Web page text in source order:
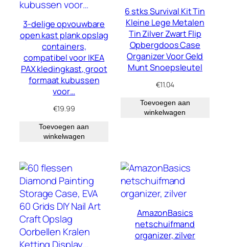
3-delige opvouwbare
open kast plank opslag
containers,
compatibel voor IKEA
PAX kledingkast, groot
formaat kubussen
voor…
€19.99
Toevoegen aan
winkelwagen
6 stks Survival Kit Tin
Kleine Lege Metalen
Tin Zilver Zwart Flip
Opbergdoos Case
Organizer Voor Geld
Munt Snoepsleutel
€11.04
Toevoegen aan
winkelwagen
AmazonBasics
netschuifmand
organizer, zilver